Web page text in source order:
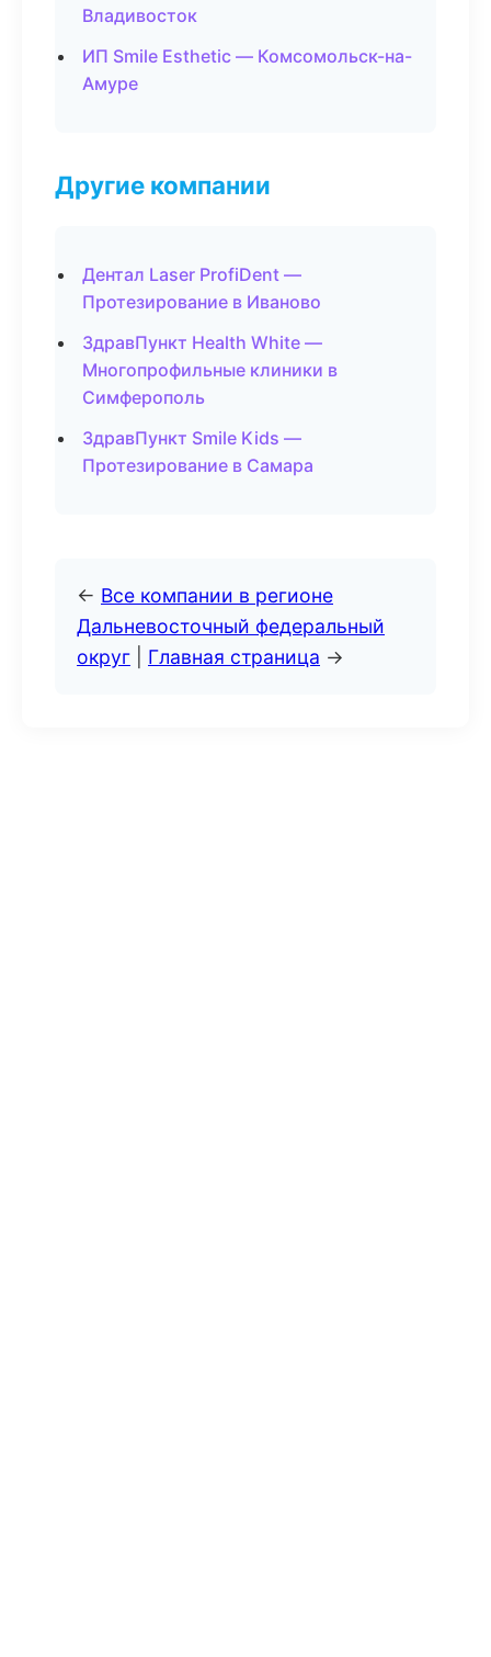
Владивосток
ИП Smile Esthetic — Комсомольск-на-
Амуре
Другие компании
Дентал Laser ProfiDent —
Протезирование в Иваново
ЗдравПункт Health White —
Многопрофильные клиники в
Симферополь
ЗдравПункт Smile Kids —
Протезирование в Самара
← Все компании в регионе
Дальневосточный федеральный
округ
Главная страница →